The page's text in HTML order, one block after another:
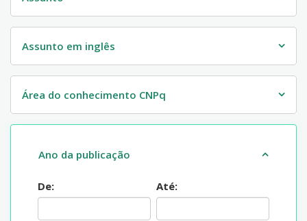
Assunto em inglês
Área do conhecimento CNPq
Ano da publicação
De: Até: